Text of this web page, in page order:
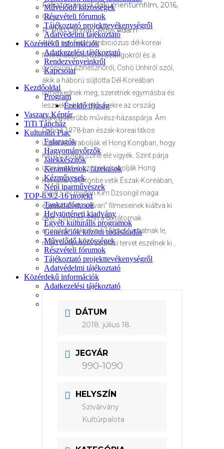
Művelődő közösségek
Részvételi fórumok
Tájékoztató projekttevékenységről
Adatvédelmi tájékoztató
Közérdekű információk
Adatkezelési tájékoztató
Rendezvényeinkről
Kapcsolat
Kezdőoldal
Program
Éneklő ifjúság
Vaszary Képtár
TiTi Táncház
Kulturális Piac
Fafaragók
Hagyományőrzők
Játékkészítők
Keramikusok, fazekasok
Kézművesek
Népi iparművészek
TOP-6.9.2-16 projekt
Tankatalógusok
Helytörténeti kiadvány
Egyéb kulturális programok
Generációk közötti tudásátadás
Művelődő közösségek
Részvételi fórumok
Tájékoztató projekttevékenységről
Adatvédelmi tájékoztató
Közérdekű információk
Adatkezelési tájékoztató
Feliratos angol dokumentumfilm, 2016,
94 p.
R: Rob Cannan, Ross Adam
A film egy fiatal, ambiciózus dél-koreai
filmrendezőről, Szin Szangokról és a
gyönyörű színésznőről, Cshö Unhiről szól,
akik a háború sújtotta Dél-Koreában
ismerkednek meg, szeretnek egymásba és
lesznek a hetvenes évekre az ország
legnépszerűbb művész-házaspárja. Ám
Cshö-t 1978-ban észak-koreai titkos
ügynökök rabolják el Hong Kongban, hogy
Kim Dzsongil színe elé vigyék. Szint párja
után kutatva szintén elrabolják Hong
Kongban, börtönbe vetik Észak-Koreában,
majd 5 év múltán Kim Dzsongil maga
egyesíti őket, „udvari” filmeseinek kiáltva ki
őket. Cshö és Szin a diktátornak
engedelmeskedve 17 filmet forgatnak le,
majd elképesztő szökési tervet eszelnek ki…
DÁTUM
2018. július 18.
JEGYÁR
990-1090
HELYSZÍN
Szivárvány
Kultúrpalota